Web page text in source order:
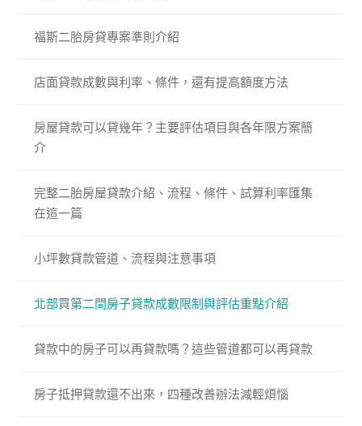
福斯二胎房貸專案準則介紹
店面貸款成數與利率、條件，還有提高額度方法
房屋貸款可以貸幾年？主要評估項目與各年限方案簡
介
完整二胎房屋貸款介紹、流程、條件、試算利率匯集
在這一篇
小坪數貸款管道、流程與注意事項
北部買第二間房子貸款成數限制與評估重點介紹
貸款中的房子可以再貸款嗎？這些管道都可以再貸款
房子抵押貸款還不出來，四種改善辦法減輕煩惱